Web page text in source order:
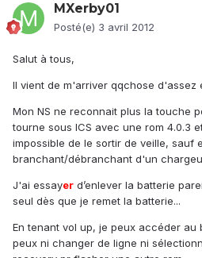
MXerby01
Posté(e) 3 avril 2012
Salut à tous,
Il vient de m'arriver qqchose d'assez
Mon NS ne reconnait plus la touche
tourne sous ICS avec une rom 4.0.3
impossible de le sortir de veille, sauf
branchant/débranchant d'un
J'ai essayer d’enlever la batterie
seul dès que je remet la batterie...
En tenant vol up, je peux accéder au
peux ni changer de ligne ni